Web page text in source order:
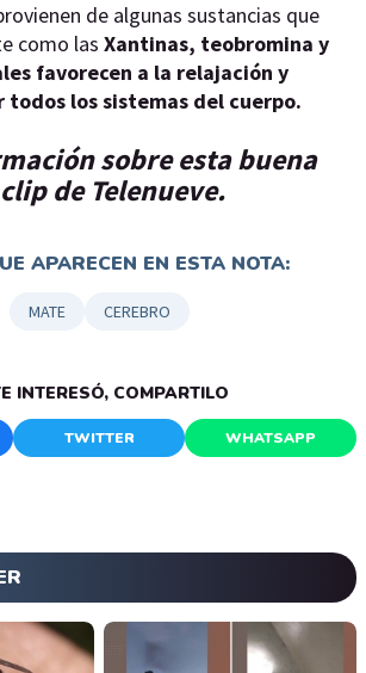
de algunas sustancias que
como las Xantinas, teobromina y
favorecen a la relajación y
todos los sistemas del cuerpo.
sobre esta buena
de Telenueve.
APARECEN EN ESTA NOTA:
MATE CEREBRO
INTERESÓ, COMPARTILO
TWITTER WHATSAPP